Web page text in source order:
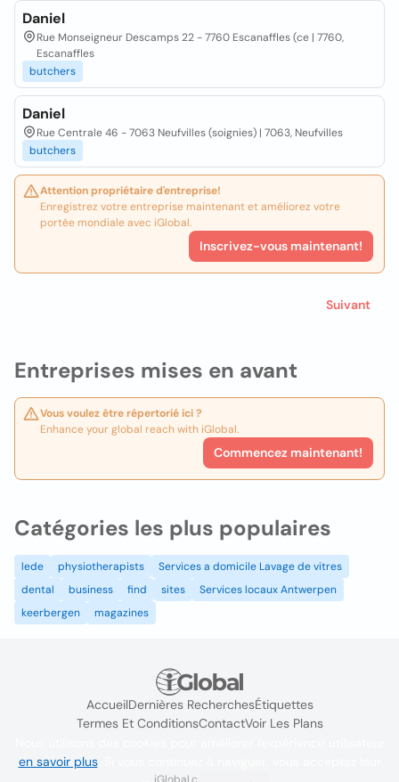
Entreprises mises en avant
Vous voulez être répertorié ici ?
Enhance your global reach with iGlobal.
Commencez maintenant!
Daniel
Rue Monseigneur Descamps 22 - 7760 Escanaffles (ce | 7760,
Escanaffles
butchers
Daniel
Rue Centrale 46 - 7063 Neufvilles (soignies) | 7063, Neufvilles
butchers
Attention propriétaire d'entreprise!
Enregistrez votre entreprise maintenant et améliorez votre
portée mondiale avec iGlobal.
Inscrivez-vous maintenant!
Suivant
Catégories les plus populaires
lede physiotherapists
Services a domicile Lavage de vitres
dental
business find sites
Services locaux Antwerpen
keerbergen
magazines
AccueilDernières RecherchesÉtiquettes
Termes Et ConditionsContactVoir Les Plans
iGlobal.co @ 2024
en savoir plus. Si vous continuez à naviguer, vous acceptez leur